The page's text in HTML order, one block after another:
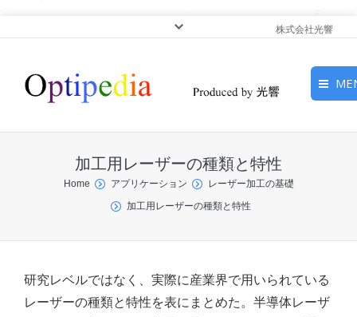
株式会社光響
ピックアップ
光基礎・光源
ン
サービス
加工用レーザーの種類と特性
You are here:
Home アプリケーション
レーザー加工の基礎
加工用レーザーの種類と特性
研究レベルではなく、実際に産業界で用いられている
レーザーの種類と特性を表にまとめた。半導体レーザ